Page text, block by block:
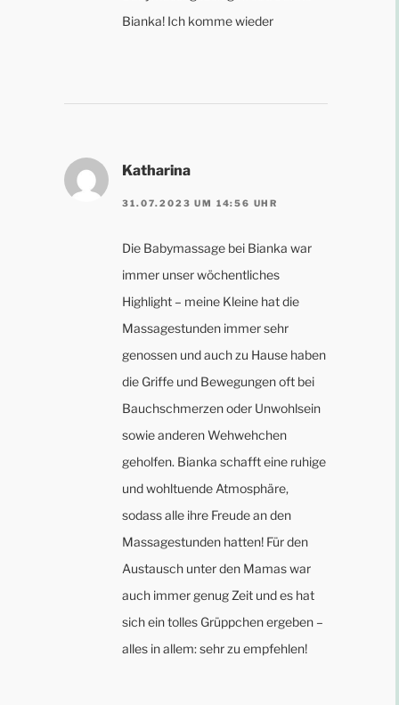
Bianka! Ich komme wieder
Katharina
31.07.2023 UM 14:56 UHR
Die Babymassage bei Bianka war
immer unser wöchentliches
Highlight – meine Kleine hat die
Massagestunden immer sehr
genossen und auch zu Hause haben
die Griffe und Bewegungen oft bei
Bauchschmerzen oder Unwohlsein
sowie anderen Wehwehchen
geholfen. Bianka schafft eine ruhige
und wohltuende Atmosphäre,
sodass alle ihre Freude an den
Massagestunden hatten! Für den
Austausch unter den Mamas war
auch immer genug Zeit und es hat
sich ein tolles Grüppchen ergeben –
alles in allem: sehr zu empfehlen!